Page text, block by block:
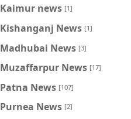
Kaimur news [1]
Kishanganj News [1]
Madhubai News [3]
Muzaffarpur News [17]
Patna News [107]
Purnea News [2]